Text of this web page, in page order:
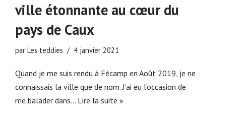
ville étonnante au cœur du
pays de Caux
par Les teddies 4 janvier 2021
Quand je me suis rendu à Fécamp en Août 2019, je ne
connaissais la ville que de nom. J’ai eu l’occasion de
me balader dans… Lire la suite »